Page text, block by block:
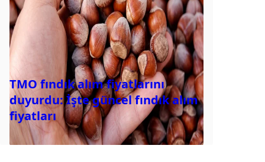
TMO fındık alım fiyatlarını
duyurdu: İşte güncel fındık alım
fiyatları